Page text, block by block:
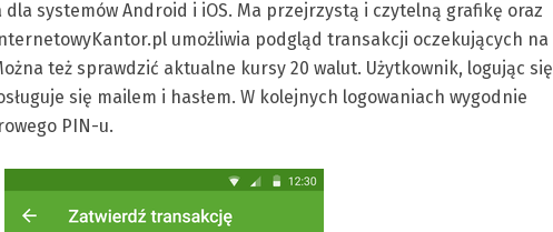
systemów Android i iOS. Ma przejrzystą i czytelną grafikę oraz
umożliwia podgląd transakcji oczekujących na
też sprawdzić aktualne kursy 20 walut. Użytkownik, logując się
się mailem i hasłem. W kolejnych logowaniach wygodnie
PIN-u.